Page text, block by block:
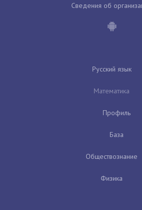
Сведения об
Русский язык
Математика
Профиль
База
Обществознание
Физика